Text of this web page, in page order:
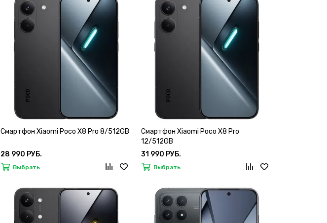
Смартфон Xiaomi Poco X8 Pro 8/512GB
28 990 РУБ.
Выбрать
Смартфон Xiaomi Poco X8 Pro
12/512GB
31 990 РУБ.
Выбрать